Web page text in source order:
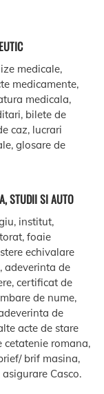
medicale,
medicamente,
medicala,
bilete de
caz, lucrari
glosare de
STUDII SI AUTO
institut,
foaie
echivalare
adeverinta de
certificat de
de nume,
de
acte de stare
cetatenie romana,
brif masina,
Casco.